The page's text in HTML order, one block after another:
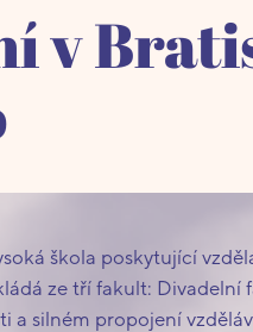
v
škola poskytující
ze tří fakult: Divadelní
a silném propojení